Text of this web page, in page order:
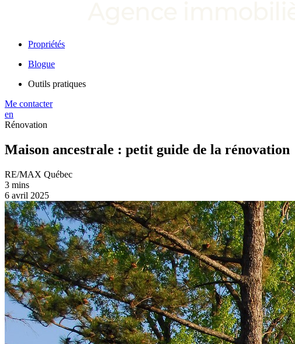
Propriétés
Blogue
Outils pratiques
Me contacter
en
Rénovation
Maison ancestrale : petit guide de la rénovation
RE/MAX Québec
3 mins
6 avril 2025